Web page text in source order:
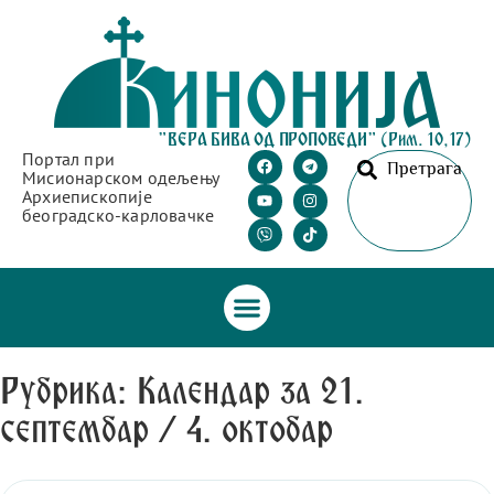
"ВЕРА БИВА ОД ПРОПОВЕДИ" (Рим. 10,17)
Портал при
Мисионарском одељењу
Архиепископије
београдско-карловачке
Претрага
Рубрика: Календар за 21.
септембар / 4. октобар